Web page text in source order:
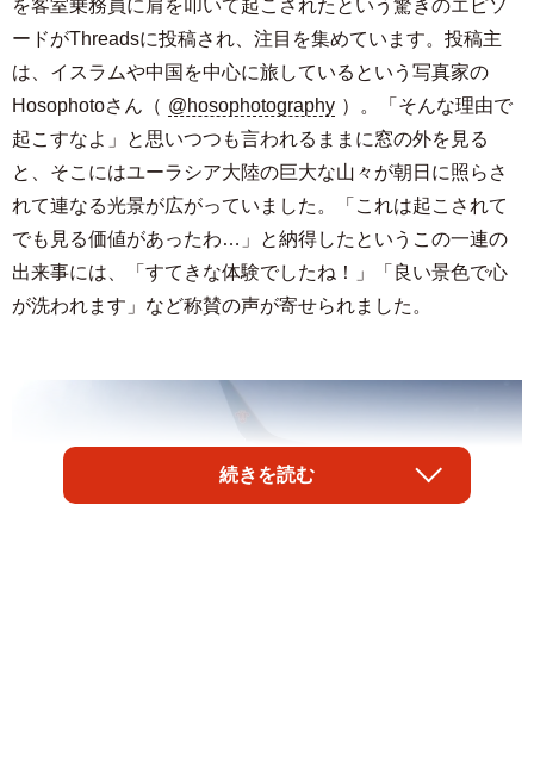
を客室乗務員に肩を叩いて起こされたという驚きのエピソ
ードがThreadsに投稿され、注目を集めています。投稿主
は、イスラムや中国を中心に旅しているという写真家の
Hosophotoさん（ @hosophotography ）。「そんな理由で
起こすなよ」と思いつつも言われるままに窓の外を見る
と、そこにはユーラシア大陸の巨大な山々が朝日に照らさ
れて連なる光景が広がっていました。「これは起こされて
でも見る価値があったわ…」と納得したというこの一連の
出来事には、「すてきな体験でしたね！」「良い景色で心
が洗われます」など称賛の声が寄せられました。
続きを読む